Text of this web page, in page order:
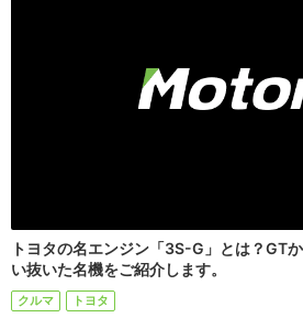
トヨタの名エンジン「3S-G」とは？GT
い抜いた名機をご紹介します。
クルマ トヨタ